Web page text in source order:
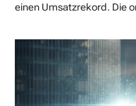
einen Umsatzrekord. Die